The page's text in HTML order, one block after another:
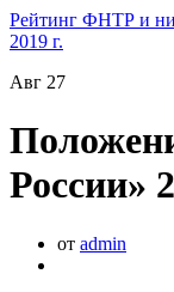
Рейтинг ФНТР и
2019 г.
Авг 27
России»
от admin